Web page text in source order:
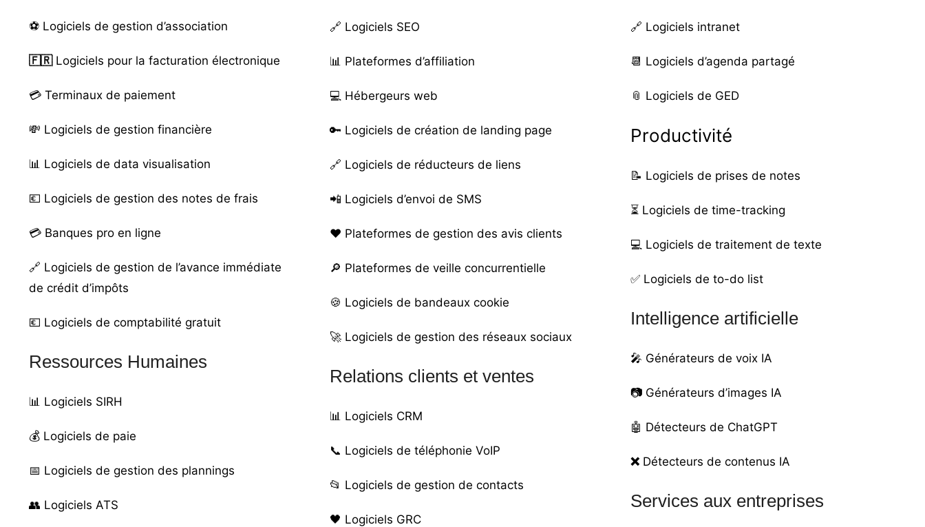
⚽️ Logiciels de gestion d’association
🇫🇷 Logiciels pour la facturation électronique
💳 Terminaux de paiement
💸 Logiciels de gestion financière
📊 Logiciels de data visualisation
💶 Logiciels de gestion des notes de frais
💳 Banques pro en ligne
🔗 Logiciels de gestion de l’avance immédiate
de crédit d’impôts
💶 Logiciels de comptabilité gratuit
Ressources Humaines
📊 Logiciels SIRH
💰 Logiciels de paie
📅 Logiciels de gestion des plannings
👥 Logiciels ATS
🔗 Logiciels SEO
📊 Plateformes d’affiliation
💻 Hébergeurs web
🔑 Logiciels de création de landing page
🔗 Logiciels de réducteurs de liens
📲 Logiciels d’envoi de SMS
❤️ Plateformes de gestion des avis clients
🔎 Plateformes de veille concurrentielle
🍪 Logiciels de bandeaux cookie
🚀 Logiciels de gestion des réseaux sociaux
Relations clients et ventes
📊 Logiciels CRM
📞 Logiciels de téléphonie VoIP
📂 Logiciels de gestion de contacts
🖤 Logiciels GRC
🔗 Logiciels intranet
📆 Logiciels d’agenda partagé
📎 Logiciels de GED
Productivité
📝 Logiciels de prises de notes
⏳ Logiciels de time-tracking
💻 Logiciels de traitement de texte
✅ Logiciels de to-do list
Intelligence artificielle
🎤 Générateurs de voix IA
📷 Générateurs d’images IA
🤖 Détecteurs de ChatGPT
❌ Détecteurs de contenus IA
Services aux entreprises